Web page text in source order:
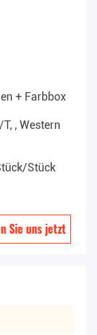
+ Farbbox
, Western
Stück
Sie uns jetzt